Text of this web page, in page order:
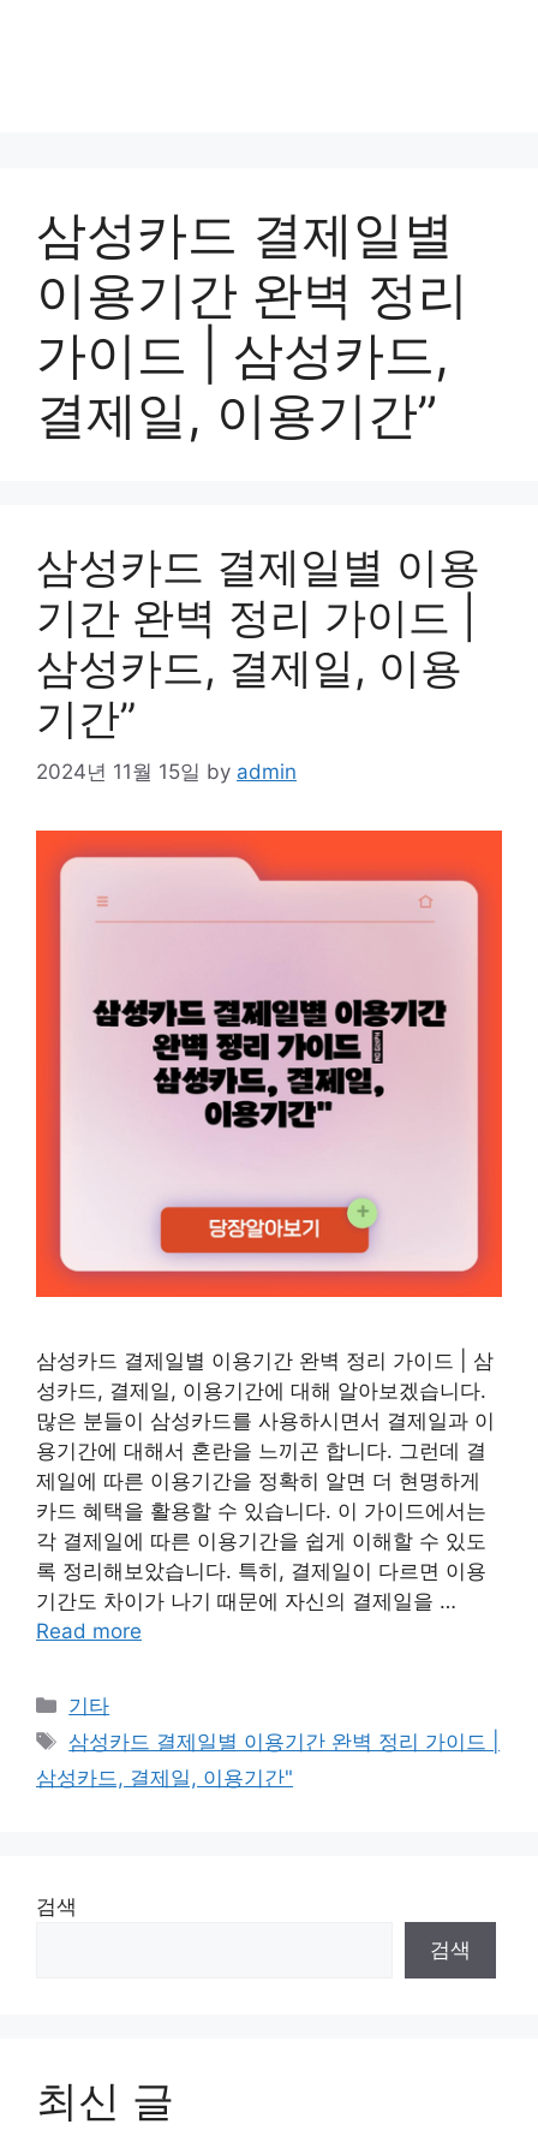
삼성카드 결제일별
이용기간 완벽 정리
가이드 | 삼성카드,
결제일, 이용기간”
삼성카드 결제일별 이용
기간 완벽 정리 가이드 |
삼성카드, 결제일, 이용
기간”
2024년 11월 15일 by admin
삼성카드 결제일별 이용기간 완벽 정리 가이드 | 삼
성카드, 결제일, 이용기간에 대해 알아보겠습니다.
많은 분들이 삼성카드를 사용하시면서 결제일과 이
용기간에 대해서 혼란을 느끼곤 합니다. 그런데 결
제일에 따른 이용기간을 정확히 알면 더 현명하게
카드 혜택을 활용할 수 있습니다. 이 가이드에서는
각 결제일에 따른 이용기간을 쉽게 이해할 수 있도
록 정리해보았습니다. 특히, 결제일이 다르면 이용
기간도 차이가 나기 때문에 자신의 결제일을 …
Read more
Categories
기타
Tags
삼성카드 결제일별 이용기간 완벽 정리 가이드 |
삼성카드, 결제일, 이용기간"
검색
검색
최신 글